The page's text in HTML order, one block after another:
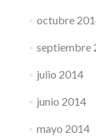
octubre
septiembre
julio 2014
junio 2014
mayo 2014